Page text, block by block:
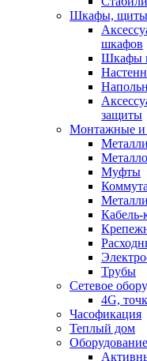
Шкафы, щиты
шкафов
Шкафы
защиты
Монтажные и
Муфты
Кабель-
Трубы
Сетевое
4G,
Часофикация
Теплый дом